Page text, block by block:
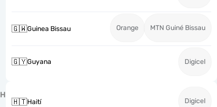
🇬🇼Guinea Bissau Orange MTN Guiné Bissau
🇬🇾Guyana Digicel
H
🇭🇹Haití Digicel